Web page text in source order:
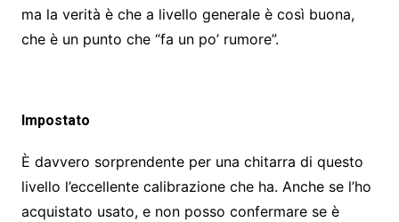
ma la verità è che a livello generale è così buona,
che è un punto che “fa un po’ rumore”.
Impostato
È davvero sorprendente per una chitarra di questo
livello l’eccellente calibrazione che ha. Anche se l’ho
acquistato usato, e non posso confermare se è